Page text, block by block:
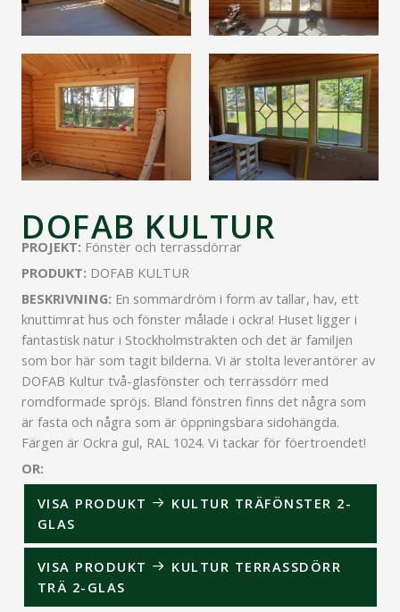
DOFAB KULTUR
PROJEKT: Fönster och terrassdörrar
PRODUKT: DOFAB KULTUR
BESKRIVNING: En sommardröm i form av tallar, hav, ett
knuttimrat hus och fönster målade i ockra! Huset ligger i
fantastisk natur i Stockholmstrakten och det är familjen
som bor här som tagit bilderna. Vi är stolta leverantörer av
DOFAB Kultur två-glasfönster och terrassdörr med
romdformade spröjs. Bland fönstren finns det några som
är fasta och några som är öppningsbara sidohängda.
Färgen är Ockra gul, RAL 1024. Vi tackar för föertroendet!
OR:
VISA PRODUKT
KULTUR TRÄFÖNSTER 2-
GLAS
VISA PRODUKT
KULTUR TERRASSDÖRR
TRÄ 2-GLAS